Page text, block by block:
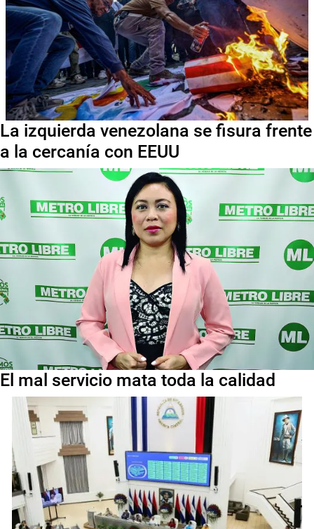
La izquierda venezolana se fisura frente
a la cercanía con EEUU
El mal servicio mata toda la calidad